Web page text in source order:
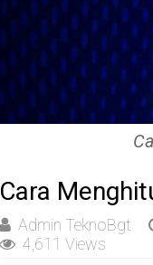
Cara
Admin TeknoBgt
4,611 Views